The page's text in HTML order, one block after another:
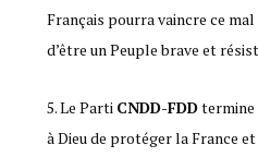
Français pourra vaincre ce
d’être un Peuple brave et
Le Parti CNDD-FDDtermine
à Dieu de protéger la France